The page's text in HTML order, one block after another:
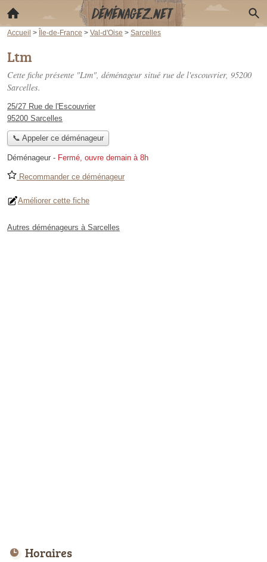
Accueil > Île-de-France > Val-d'Oise > Sarcelles
Ltm
Cette fiche présente "Ltm", déménageur situé rue de l'escouvrier, 95200
Sarcelles.
25/27 Rue de l'Escouvrier
95200 Sarcelles
📞 Appeler ce déménageur
Déménageur - Fermé, ouvre demain à 8h
Recommander ce déménageur
Améliorer cette fiche
Autres déménageurs à Sarcelles
Horaires